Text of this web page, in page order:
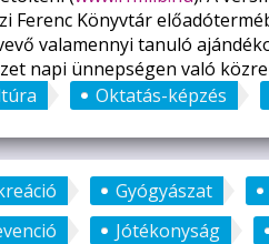
Ferenc Könyvtár
valamennyi tanuló
napi ünnepségen való
Oktatás-képzés
Gyógyászat
Jótékonyság